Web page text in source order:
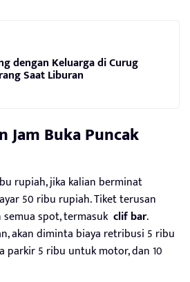
dengan Keluarga di Curug
Saat Liburan
Jam BukaPuncak
rupiah, jika kalian berminat
50 ribu rupiah. Tiket terusan
spot, termasuk clif bar.
akan diminta biaya retribusi 5 ribu
parkir 5 ribu untuk motor, dan 10